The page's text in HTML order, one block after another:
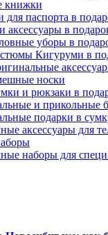
книжки
паспорта в
аксессуары в
уборы в
Кигуруми в
носки
и рюкзаки в
и прикольные
подарки в
аксессуары для
наборы для